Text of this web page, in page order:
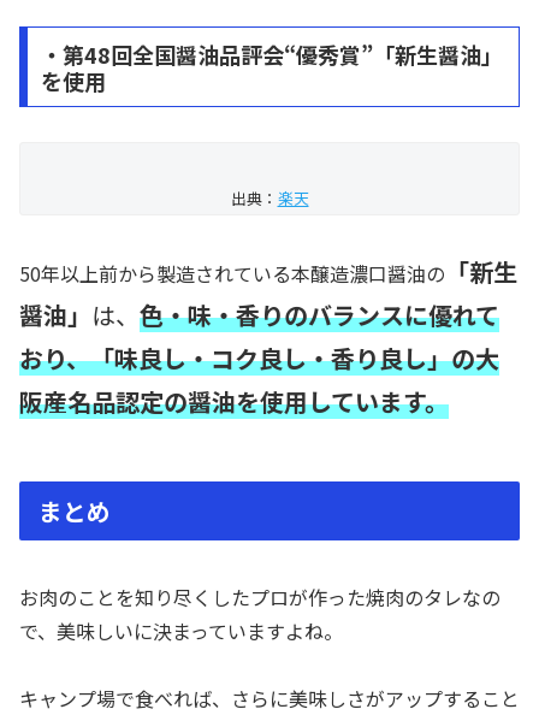
・第48回全国醤油品評会“優秀賞”「新生醤油」
を使用
出典： 楽天
50年以上前から製造されている本醸造濃口醤油の 「新生
醤油」 は、 色・味・香りのバランスに優れて
おり、「味良し・コク良し・香り良し」の大
阪産名品認定の醤油を使用しています。
まとめ
お肉のことを知り尽くしたプロが作った焼肉のタレなの
で、美味しいに決まっていますよね。
キャンプ場で食べれば、さらに美味しさがアップすること